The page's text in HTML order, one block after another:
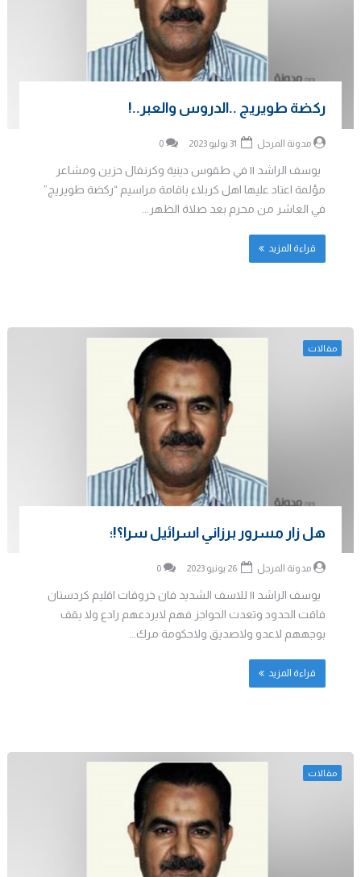
ركضة طويريج ..الدروس والعبر..!
مدونة المرجل 0
يوسف الراشد || في طقوس دينية وكرنفال حزين ومشاعر
مؤلمة اعتاد عليها اهل كربلاء باقامة مراسيم “ركضة طويريج”
في العاشر من محرم بعد صلاة الظهر...
قراءة المزيد
مقالات
هل زار مسرور برزاني اسرائيل سرا؟!؛
مدونة المرجل 0
يوسف الراشد || للاسف الشديد فان خروقات اقليم كردستان
فاقت الحدود وتعدت الحواجز فهم لايردعهم رادع ولا يقف
بوجههم لاعدو ولاصديق ولاحكومة مرك...
قراءة المزيد
مقالات